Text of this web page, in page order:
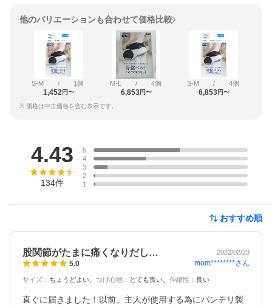
他のバリエーションも合わせて価格比較
S-M / 1個
1,452 円〜
M-L / 4個
6,853円〜
S-M / 4個
6,853円〜
※ 価格は中古価格を含む表示です。
4.43
134件
5
4
3
2
1
おすすめ順
股関節がたまに痛くなりだし… 2022/02/23
5.0 mom********さん
サイズ ： ちょうどよい つけ心地 ： とても良い 伸縮性 ： 良い
直ぐに届きました！以前、主人が使用する為にバンテリ製